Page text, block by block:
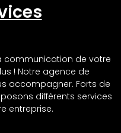
communication de votre
! Notre agence de
accompagner. Forts de
différents services
entreprise.